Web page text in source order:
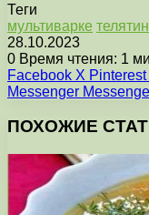
Теги
мультиварке
28.10.2023
0 Время чтения: 1
Facebook X Pinterest
Messenger
ПОХОЖИЕ